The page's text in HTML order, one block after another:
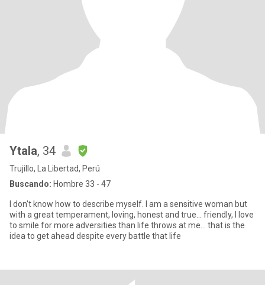
Ytala, 34
Trujillo, La Libertad, Perú
Buscando: Hombre 33 - 47
I don't know how to describe myself. I am a sensitive woman but
with a great temperament, loving, honest and true... friendly, I love
to smile for more adversities than life throws at me... that is the
idea to get ahead despite every battle that life